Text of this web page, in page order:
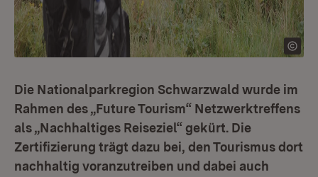
Die Nationalparkregion Schwarzwald wurde im
Rahmen des „Future Tourism“ Netzwerktreffens
als „Nachhaltiges Reiseziel“ gekürt. Die
Zertifizierung trägt dazu bei, den Tourismus dort
nachhaltig voranzutreiben und dabei auch